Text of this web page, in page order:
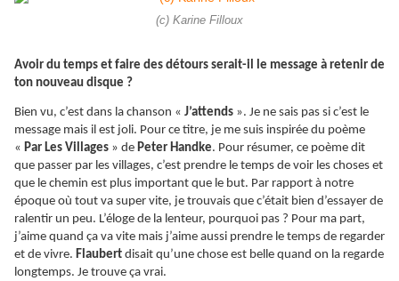
(c) Karine Filloux
Avoir du temps et faire des détours serait-il le message à retenir de
ton nouveau disque ?
Bien vu, c’est dans la chanson « J’attends ». Je ne sais pas si c’est le
message mais il est joli. Pour ce titre, je me suis inspirée du poème
« Par Les Villages » de Peter Handke. Pour résumer, ce poème dit
que passer par les villages, c’est prendre le temps de voir les choses et
que le chemin est plus important que le but. Par rapport à notre
époque où tout va super vite, je trouvais que c’était bien d’essayer de
ralentir un peu. L’éloge de la lenteur, pourquoi pas ? Pour ma part,
j’aime quand ça va vite mais j’aime aussi prendre le temps de regarder
et de vivre. Flaubert disait qu’une chose est belle quand on la regarde
longtemps. Je trouve ça vrai.